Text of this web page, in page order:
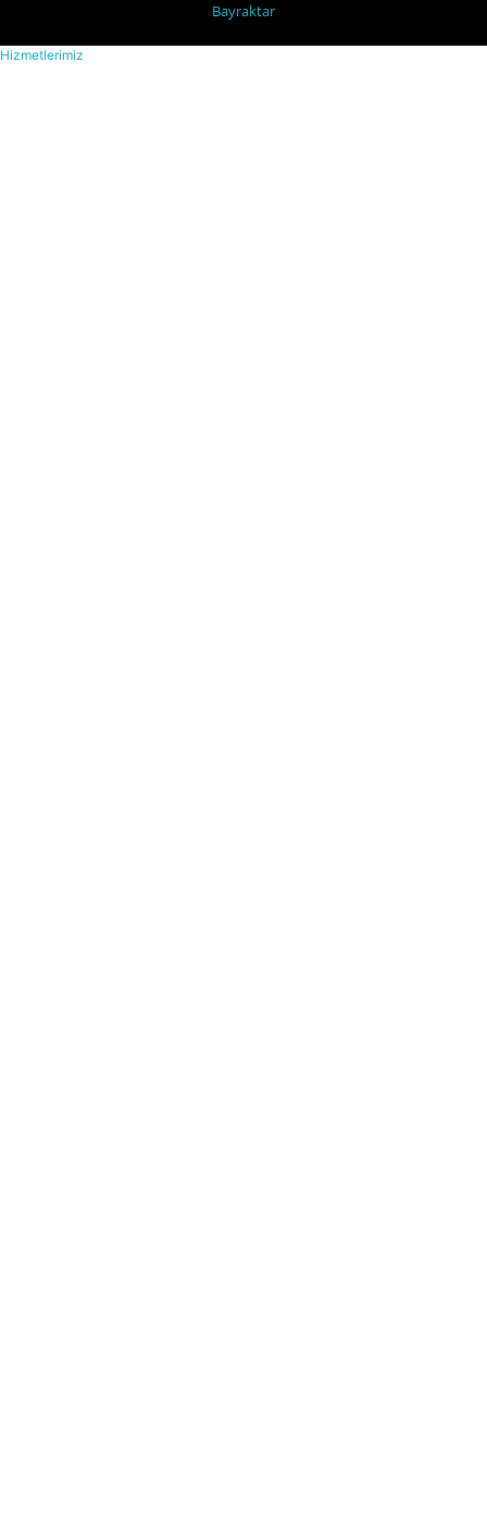
Bayraktar
Hizmetlerimiz